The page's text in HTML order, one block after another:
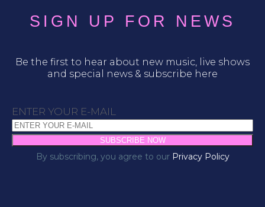
SIGN UP FOR NEWS
Be the first to hear about new music, live shows
and special news & subscribe here
ENTER YOUR E-MAIL
By subscribing, you agree to our Privacy Policy